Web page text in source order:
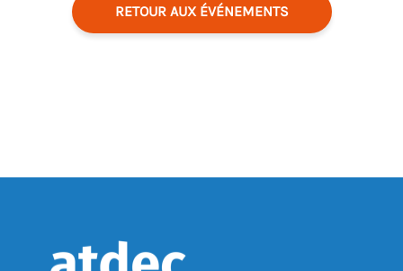
RETOUR AUX ÉVÉNEMENTS